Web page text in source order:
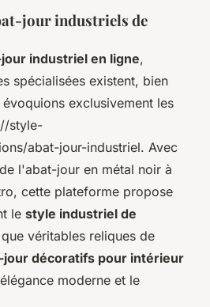
jour industriels de
industriel en ligne,
spécialisées existent, bien
exclusivement les
style-
abat-jour-industriel. Avec
l'abat-jour en métal noir à
cette plateforme propose
le style industriel de
véritables reliques de
jour décoratifs pour intérieur
moderne et le